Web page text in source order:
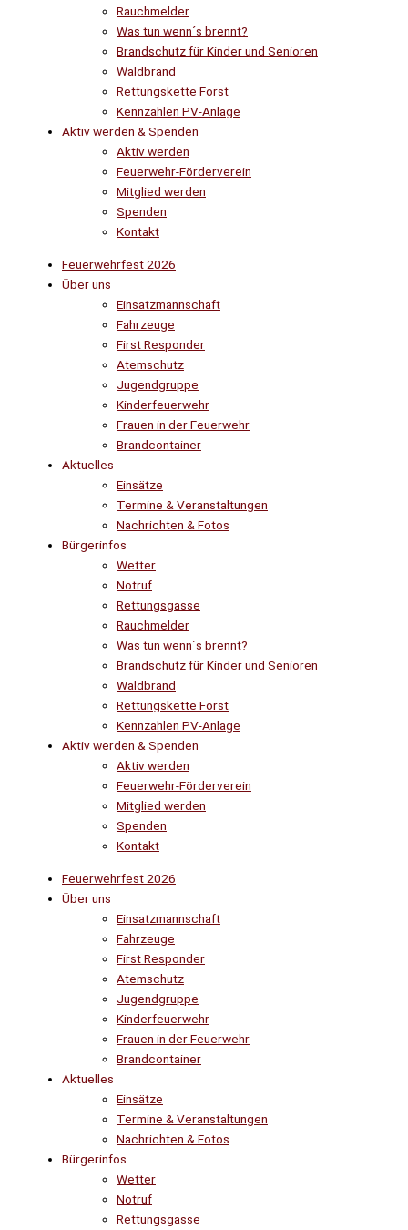
Rauchmelder
Was tun wenn´s brennt?
Brandschutz für Kinder und Senioren
Waldbrand
Rettungskette Forst
Kennzahlen PV-Anlage
Aktiv werden & Spenden
Aktiv werden
Feuerwehr-Förderverein
Mitglied werden
Spenden
Kontakt
Feuerwehrfest 2026
Über uns
Einsatzmannschaft
Fahrzeuge
First Responder
Atemschutz
Jugendgruppe
Kinderfeuerwehr
Frauen in der Feuerwehr
Brandcontainer
Aktuelles
Einsätze
Termine & Veranstaltungen
Nachrichten & Fotos
Bürgerinfos
Wetter
Notruf
Rettungsgasse
Rauchmelder
Was tun wenn´s brennt?
Brandschutz für Kinder und Senioren
Waldbrand
Rettungskette Forst
Kennzahlen PV-Anlage
Aktiv werden & Spenden
Aktiv werden
Feuerwehr-Förderverein
Mitglied werden
Spenden
Kontakt
Feuerwehrfest 2026
Über uns
Einsatzmannschaft
Fahrzeuge
First Responder
Atemschutz
Jugendgruppe
Kinderfeuerwehr
Frauen in der Feuerwehr
Brandcontainer
Aktuelles
Einsätze
Termine & Veranstaltungen
Nachrichten & Fotos
Bürgerinfos
Wetter
Notruf
Rettungsgasse